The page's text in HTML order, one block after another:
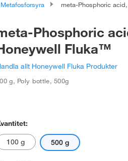
Metafosforsyra meta-Phosphoric
Phosphoric
Fluka™
allt Honeywell Fluka Produkter
g, Poly bottle,500g
100 g 500 g